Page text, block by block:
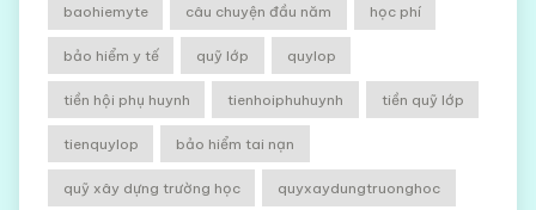
baohiemyte câu chuyện đầu năm học phí
bảo hiểm y tế quỹ lớp quylop
tiền hội phụ huynh tienhoiphuhuynh tiền quỹ lớp
tienquylop bảo hiểm tai nạn
quỹ xây dựng trường học quyxaydungtruonghoc